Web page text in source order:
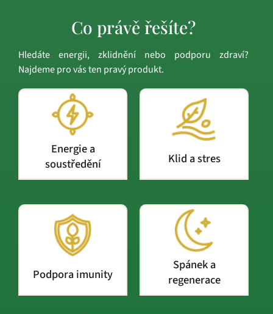
Co právě řešíte?
Hledáte energii, zklidnění nebo podporu zdraví?
Najdeme pro vás ten pravý produkt.
Energie a
soustředění
Klid a stres
Podpora imunity
Spánek a
regenerace